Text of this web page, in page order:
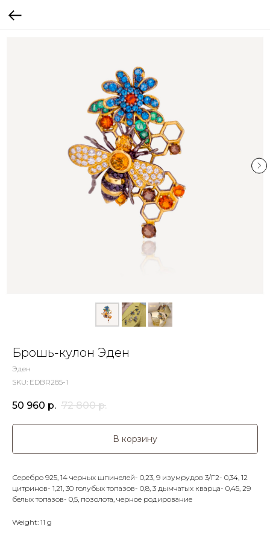
Брошь-кулон Эден
Эден
SKU: EDBR285-1
50 960 р. 72 800 р.
В корзину
Серебро 925, 14 черных шпинелей- 0,23, 9 изумрудов 3/Г2- 0,34, 12
цитринов- 1,21, 30 голубых топазов- 0,8, 3 дымчатых кварца- 0,45, 29
белых топазов- 0,5, позолота, черное родирование
Weight: 11 g